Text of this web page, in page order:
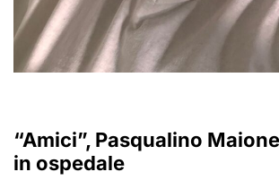
“Amici”, Pasqualino
in ospedale